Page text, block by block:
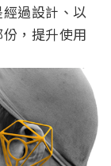
過設計、以
，提升使用